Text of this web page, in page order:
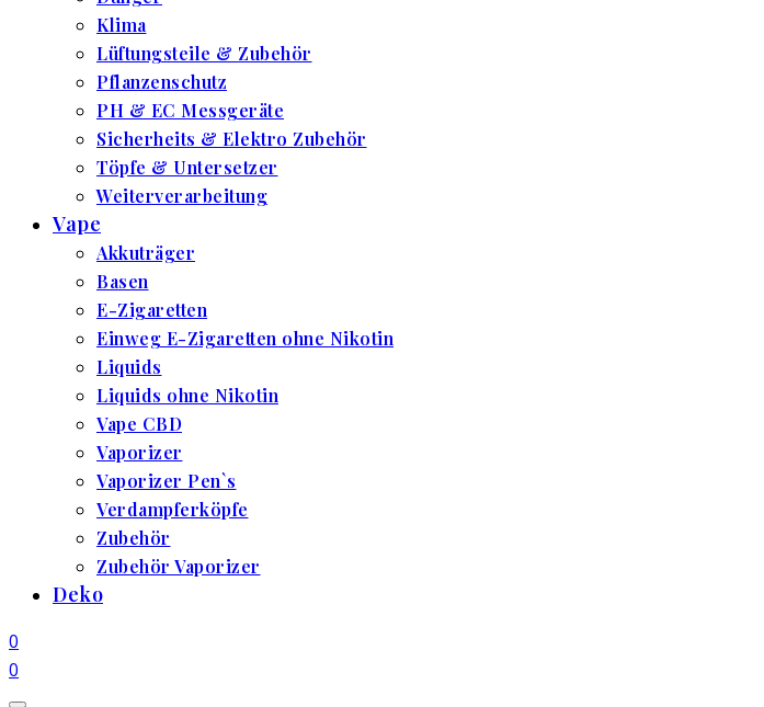
Klima
Lüftungsteile & Zubehör
Pflanzenschutz
PH & EC Messgeräte
Sicherheits & Elektro Zubehör
Töpfe & Untersetzer
Weiterverarbeitung
Vape
Akkuträger
Basen
E-Zigaretten
Einweg E-Zigaretten ohne Nikotin
Liquids
Liquids ohne Nikotin
Vape CBD
Vaporizer
Vaporizer Pen`s
Verdampferköpfe
Zubehör
Zubehör Vaporizer
Deko
0
0